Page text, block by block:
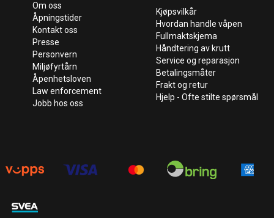
Om oss
Åpningstider
Kontakt oss
Presse
Personvern
Miljøfyrtårn
Åpenhetsloven
Law enforcement
Jobb hos oss
Kjøpsvilkår
Hvordan handle våpen
Fullmaktskjema
Håndtering av krutt
Service og reparasjon
Betalingsmåter
Frakt og retur
Hjelp - Ofte stilte spørsmål